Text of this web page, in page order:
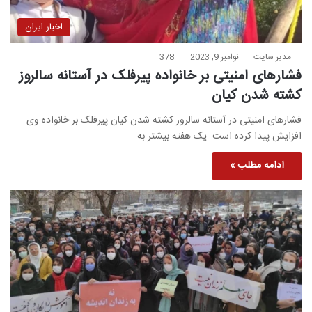
اخبار ایران
مدیر سایت نوامبر 9, 2023 378
فشارهای امنیتی بر خانواده پیرفلک در آستانه سالروز
کشته شدن کیان
فشارهای امنیتی در آستانه سالروز کشته شدن کیان پیرفلک بر خانواده وی
افزایش پیدا کرده است. یک هفته بیشتر به…
ادامه مطلب »